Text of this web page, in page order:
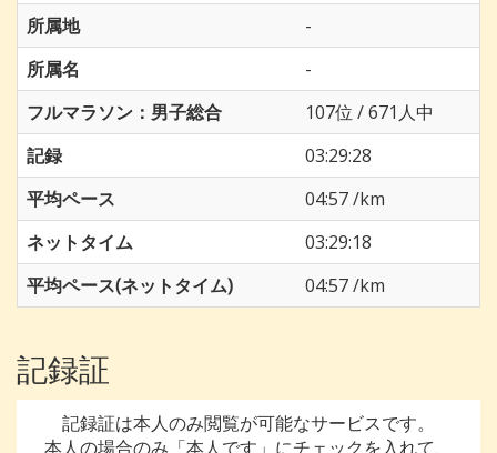
所属地
-
所属名
-
フルマラソン：男子総合
107位 / 671人中
記録
03:29:28
平均ペース
04:57 /km
ネットタイム
03:29:18
平均ペース(ネットタイム)
04:57 /km
記録証
記録証は本人のみ閲覧が可能なサービスです。
本人の場合のみ「本人です」にチェックを入れて、